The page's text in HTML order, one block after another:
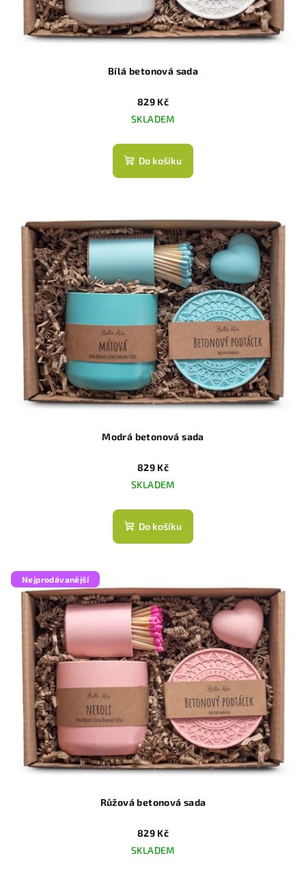
Bílá betonová sada
829 Kč
SKLADEM
Do košíku
Modrá betonová sada
829 Kč
SKLADEM
Do košíku
Nejprodávanější
Růžová betonová sada
829 Kč
SKLADEM